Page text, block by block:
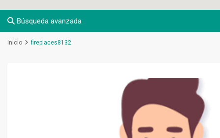
Búsqueda avanzada
Inicio fireplaces8132